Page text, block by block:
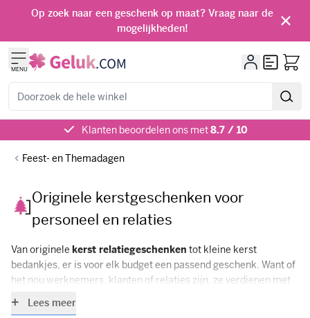
Ga naar de inhoud
Op zoek naar een geschenk op maat? Vraag naar de
mogelijkheden!
MENU
Offerte
Klanten beoordelen ons met8.7 / 10
Feest- en Themadagen
Originele kerstgeschenken voor
personeel en relaties
Van originele kerst relatiegeschenken tot kleine kerst
bedankjes, er is voor elk budget een passend geschenk. Want of
het nou werknemers, klanten of relaties zijn, ze verdienen met
Lees meer